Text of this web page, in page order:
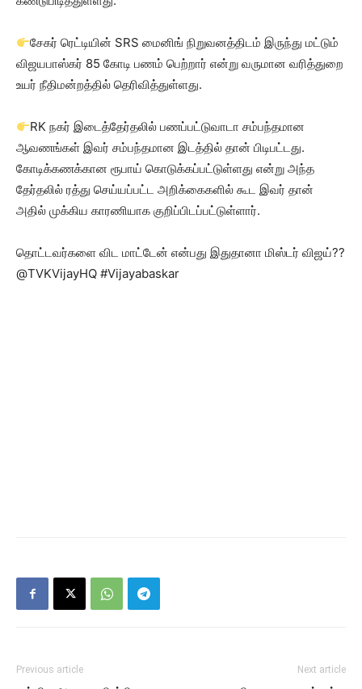
சேகர் ரெட்டியின் SRS மைனிங் நிறுவனத்திடம் இருந்து மட்டும்
விஜயபாஸ்கர் 85 கோடி பணம் பெற்றார் என்று வருமான வரித்துறை
உயர் நீதிமன்றத்தில் தெரிவித்துள்ளது.
RK நகர் இடைத்தேர்தலில் பணப்பட்டுவாடா சம்பந்தமான
ஆவணங்கள் இவர் சம்பந்தமான இடத்தில் தான் பிடிபட்டது.
கோடிக்கணக்கான ரூபாய் கொடுக்கப்பட்டுள்ளது என்று அந்த
தேர்தலில் ரத்து செய்யப்பட்ட அறிக்கைகளில் கூட இவர் தான்
அதில் முக்கிய காரணியாக குறிப்பிடப்பட்டுள்ளார்.
தொட்டவர்களை விட மாட்டேன் என்பது இதுதானா மிஸ்டர் விஜய்??
@TVKVijayHQ #Vijayabaskar
Previous article Next article